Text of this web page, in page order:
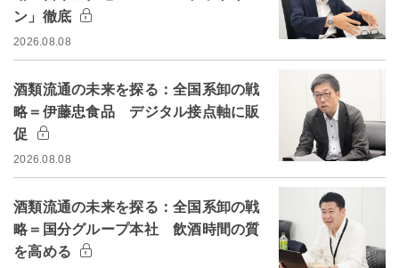
ン」徹底
2026.08.08
酒類流通の未来を探る：全国系卸の戦
略＝伊藤忠食品 デジタル接点軸に販
促
2026.08.08
酒類流通の未来を探る：全国系卸の戦
略＝国分グループ本社 飲酒時間の質
を高める